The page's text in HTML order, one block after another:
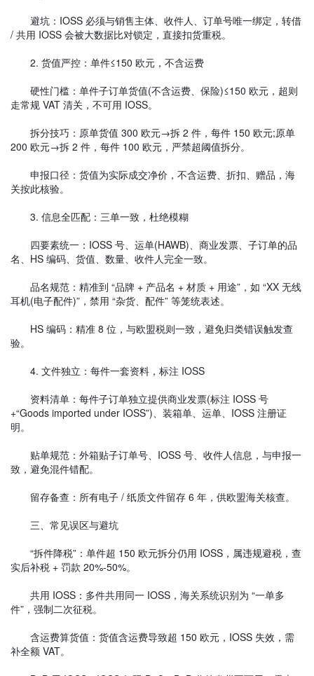
避坑：IOSS 必须与销售主体、收件人、订单号唯一绑定，转借
/ 共用 IOSS 会被大数据比对锁定，直接扣货重税。
2. 货值严控：单件≤150 欧元，不含运费
硬性门槛：单件子订单货值(不含运费、保险)≤150 欧元，超则
走常规 VAT 清关，不可用 IOSS。
拆分技巧：原单货值 300 欧元→拆 2 件，每件 150 欧元;原单
200 欧元→拆 2 件，每件 100 欧元，严禁超阈值拆分。
申报口径：货值为实际成交净价，不含运费、折扣、赠品，海
关按此核验。
3. 信息全匹配：三单一致，杜绝模糊
四要素统一：IOSS 号、运单(HAWB)、商业发票、子订单的品
名、HS 编码、货值、数量、收件人完全一致。
品名规范：精准到 “品牌 + 产品名 + 材质 + 用途”，如 “XX 无线
耳机(电子配件)”，禁用 “杂货、配件” 等笼统表述。
HS 编码：精准 8 位，与欧盟税则一致，避免归类错误触发查
验。
4. 文件独立：每件一套资料，标注 IOSS
资料清单：每件子订单独立提供商业发票(标注 IOSS 号
+“Goods imported under IOSS”)、装箱单、运单、IOSS 注册证
明。
贴单规范：外箱贴子订单号、IOSS 号、收件人信息，与申报一
致，避免混件错配。
留存备查：所有电子 / 纸质文件留存 6 年，供欧盟海关核查。
三、常见误区与避坑
“拆件降税”：单件超 150 欧元拆分仍用 IOSS，属违规避税，查
实后补税 + 罚款 20%-50%。
共用 IOSS：多件共用同一 IOSS，海关系统识别为 “一单多
件”，强制二次征税。
含运费算货值：货值含运费导致超 150 欧元，IOSS 失效，需
补全额 VAT。